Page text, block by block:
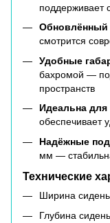
поддерживает
Обновлённый
смотрится
Удобные
бахромой —
пространств
Идеальна
обеспечивает
Надёжные
мм —
Технические
Ширина
Глубина